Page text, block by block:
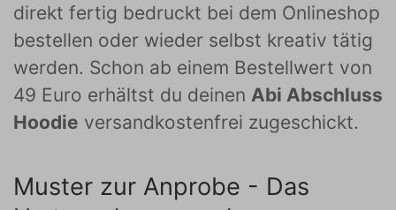
direkt fertig bedruckt bei dem Onlineshop
bestellen oder wieder selbst kreativ tätig
werden. Schon ab einem Bestellwert von
49 Euro erhältst du deinen Abi Abschluss
Hoodie versandkostenfrei zugeschickt.
Muster zur Anprobe - Das